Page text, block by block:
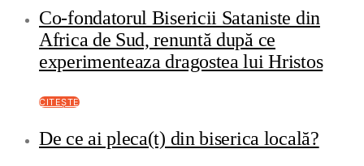
Co-fondatorul Bisericii Sataniste din
Africa de Sud, renuntă după ce
experimenteaza dragostea lui Hristos
CITEȘTE
De ce ai pleca(t) din biserica locală?